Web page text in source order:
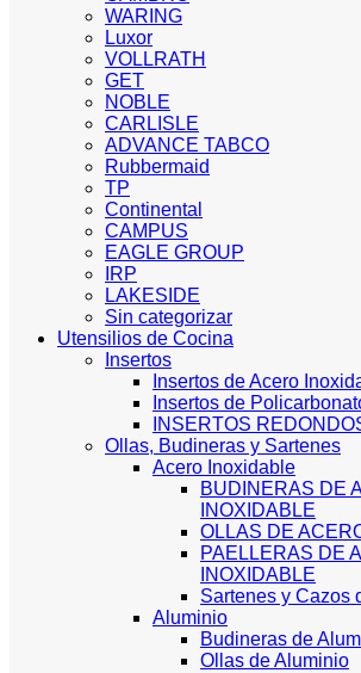
WARING
Luxor
VOLLRATH
GET
NOBLE
CARLISLE
ADVANCE TABCO
Rubbermaid
TP
Continental
CAMPUS
EAGLE GROUP
IRP
LAKESIDE
Sin categorizar
Utensilios de Cocina
Insertos
Insertos de Acero
Insertos de
INSERTOS
Ollas, Budineras y Sartenes
Acero Inoxidable
BUDINERAS DE
INOXIDABLE
OLLAS DE
PAELLERAS DE
INOXIDABLE
Sartenes y Cazos
Aluminio
Budineras de
Ollas de Aluminio